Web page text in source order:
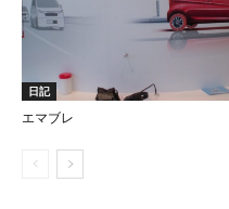
日記
エマブレ